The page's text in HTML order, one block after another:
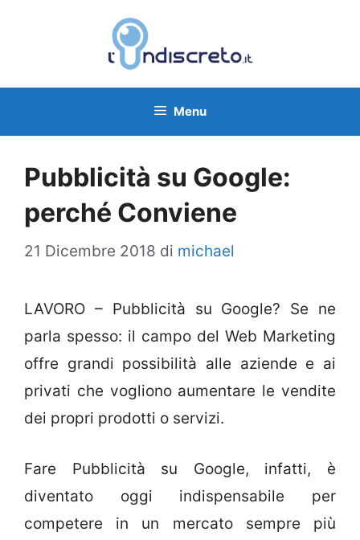
Menu
Pubblicità su Google:
perché Conviene
21 Dicembre 2018 di michael
LAVORO – Pubblicità su Google? Se ne
parla spesso: il campo del Web Marketing
offre grandi possibilità alle aziende e ai
privati che vogliono aumentare le vendite
dei propri prodotti o servizi.
Fare Pubblicità su Google, infatti, è
diventato oggi indispensabile per
competere in un mercato sempre più